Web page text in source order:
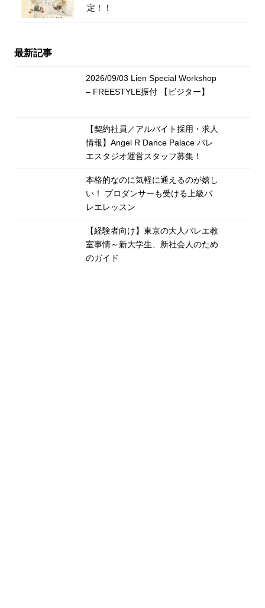
定！！
最新記事
2026/09/03 Lien Special Workshop
– FREESTYLE振付 【ビジター】
【契約社員／アルバイト採用・求人
情報】Angel R Dance Palace バレ
エスタジオ運営スタッフ募集！
本格的なのに気軽に通えるのが嬉し
い！ プロダンサーも受ける上級バ
レエレッスン
【経験者向け】東京の大人バレエ教
室事情～新大学生、新社会人のため
のガイド